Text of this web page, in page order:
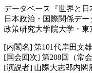
データベース『世界と日
日本政治・国際関係デー
政策研究大学院大学・
[内閣名] 第101代岸田文
[国会回次] 第208回（常会
[演説者] 山際大志郎内閣